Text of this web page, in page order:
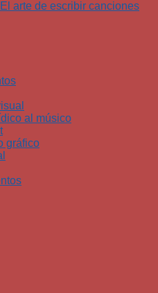
arte de escribir canciones
al músico
gráfico